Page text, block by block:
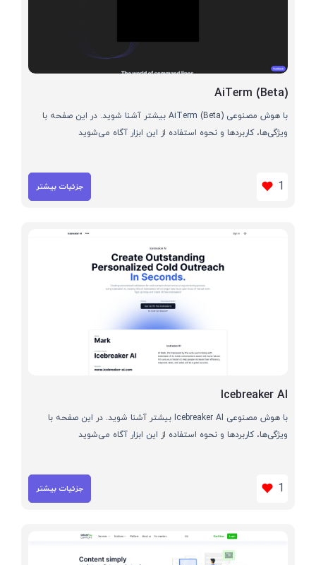
AiTerm (Beta)
با هوش مصنوعی AiTerm (Beta) بیشتر آشنا شوید. در این صفحه با
ویژگی‌ها، کاربردها و نحوه استفاده از این ابزار آگاه می‌شوید
1 جزئیات بیشتر
Icebreaker AI
با هوش مصنوعی Icebreaker AI بیشتر آشنا شوید. در این صفحه با
ویژگی‌ها، کاربردها و نحوه استفاده از این ابزار آگاه می‌شوید
1 جزئیات بیشتر